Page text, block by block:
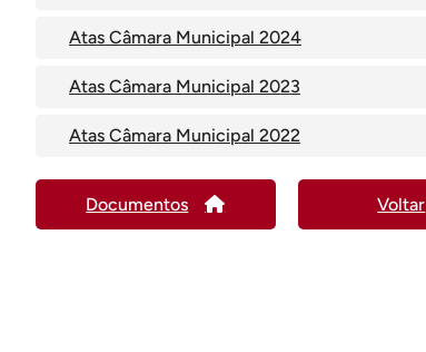
Atas Câmara Municipal 2024
Atas Câmara Municipal 2023
Atas Câmara Municipal 2022
Documentos Voltar